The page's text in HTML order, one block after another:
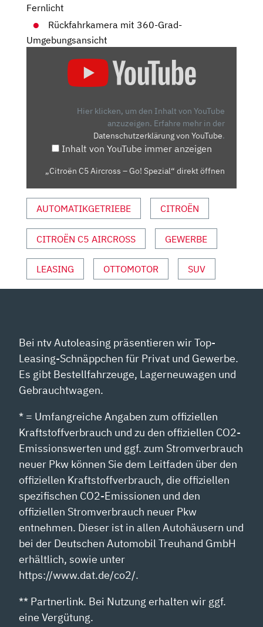
Fernlicht
Rückfahrkamera mit 360-Grad-
Umgebungsansicht
AIRCROSS
YOUTUBE
ANZEIGEN
Hier klicken, um den Inhalt von YouTube
anzuzeigen. Erfahre mehr in der
Datenschutzerklärung von YouTube.
Inhalt von YouTube immer anzeigen
„Citroën C5 Aircross – Go! Spezial“ direkt öffnen
AUTOMATIKGETRIEBE CITROËN
CITROËN C5 AIRCROSS GEWERBE
LEASING OTTOMOTOR SUV
Bei ntv Autoleasing präsentieren wir Top-
Leasing-Schnäppchen für Privat und Gewerbe.
Es gibt Bestellfahrzeuge, Lagerneuwagen und
Gebrauchtwagen.
* = Umfangreiche Angaben zum offiziellen
Kraftstoffverbrauch und zu den offiziellen CO2-
Emissionswerten und ggf. zum Stromverbrauch
neuer Pkw können Sie dem Leitfaden über den
offiziellen Kraftstoffverbrauch, die offiziellen
spezifischen CO2-Emissionen und den
offiziellen Stromverbrauch neuer Pkw
entnehmen. Dieser ist in allen Autohäusern und
bei der Deutschen Automobil Treuhand GmbH
erhältlich, sowie unter
https://www.dat.de/co2/.
** Partnerlink. Bei Nutzung erhalten wir ggf.
eine Vergütung.